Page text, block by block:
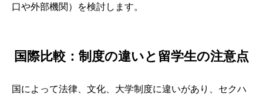
口や外部機関）を検討します。
国際比較：制度の違いと留学生の注意点
国によって法律、文化、大学制度に違いがあり、セクハ